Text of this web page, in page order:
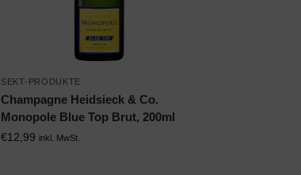
SEKT-PRODUKTE
Champagne Heidsieck & Co.
Monopole Blue Top Brut, 200ml
€12,99 inkl. MwSt.